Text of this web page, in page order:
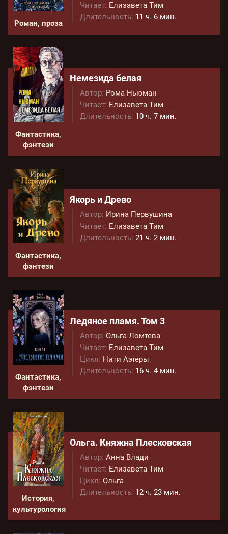
Роман, проза
Читает: Елизавета Тим
Длительность: 11 ч. 6 мин.
Фантастика,
фэнтези
Немезида белая
Автор: Рома Ньюман
Читает: Елизавета Тим
Длительность: 10 ч. 7 мин.
Фантастика,
фэнтези
Якорь и Древо
Автор: Ирина Первушина
Читает: Елизавета Тим
Длительность: 21 ч. 2 мин.
Фантастика,
фэнтези
Ледяное пламя. Том 3
Автор: Ольга Ломтева
Читает: Елизавета Тим
Цикл: Нити Аэтеры
Длительность: 16 ч. 4 мин.
История,
культурология
Ольга. Княжна Плесковская
Автор: Анна Влади
Читает: Елизавета Тим
Цикл: Ольга
Длительность: 12 ч. 23 мин.